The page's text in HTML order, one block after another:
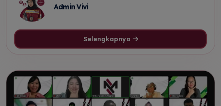
Admin Vivi
Selengkapnya